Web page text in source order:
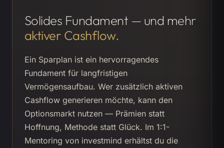
Solides Fundament — und mehr
aktiver Cashflow.
Ein Sparplan ist ein hervorragendes
Fundament für langfristigen
Vermögensaufbau. Wer zusätzlich aktiven
Cashflow generieren möchte, kann den
Optionsmarkt nutzen — Prämien statt
Hoffnung, Methode statt Glück. Im 1:1-
Mentoring von investmind erhältst du die